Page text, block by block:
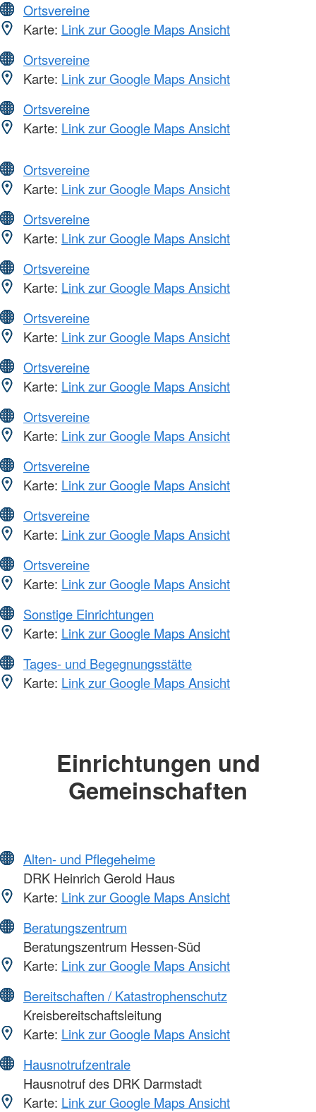
Ortsvereine
Karte: Link zur Google Maps Ansicht
Ortsvereine
Karte: Link zur Google Maps Ansicht
Ortsvereine
Karte: Link zur Google Maps Ansicht
Ortsvereine
Karte: Link zur Google Maps Ansicht
Ortsvereine
Karte: Link zur Google Maps Ansicht
Ortsvereine
Karte: Link zur Google Maps Ansicht
Ortsvereine
Karte: Link zur Google Maps Ansicht
Ortsvereine
Karte: Link zur Google Maps Ansicht
Ortsvereine
Karte: Link zur Google Maps Ansicht
Ortsvereine
Karte: Link zur Google Maps Ansicht
Ortsvereine
Karte: Link zur Google Maps Ansicht
Ortsvereine
Karte: Link zur Google Maps Ansicht
Sonstige Einrichtungen
Karte: Link zur Google Maps Ansicht
Tages- und Begegnungsstätte
Karte: Link zur Google Maps Ansicht
Einrichtungen und
Gemeinschaften
Alten- und Pflegeheime
DRK Heinrich Gerold Haus
Karte: Link zur Google Maps Ansicht
Beratungszentrum
Beratungszentrum Hessen-Süd
Karte: Link zur Google Maps Ansicht
Bereitschaften / Katastrophenschutz
Kreisbereitschaftsleitung
Karte: Link zur Google Maps Ansicht
Hausnotrufzentrale
Hausnotruf des DRK Darmstadt
Karte: Link zur Google Maps Ansicht